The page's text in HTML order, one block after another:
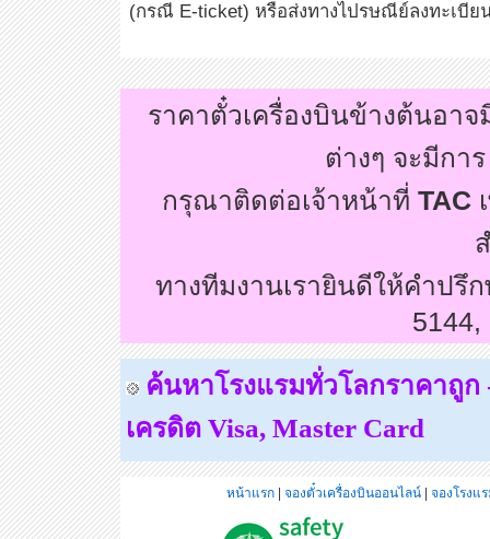
(กรณี E-ticket) หรือส่งทางไปรษณีย์ลงทะเบีย
ราคาตั๋วเครื่องบินข้างต้นอา
ต่างๆ จะมีกา
กรุณาติดต่อเจ้าหน้าที่ TAC
ทางทีมงานเรายินดีให้คำปรึ
5144,
ค้นหาโรงแรมทั่วโลกราคาถู
เครดิต Visa, Master Card
หน้าแรก จองตั๋วเครื่องบินออนไลน์ จองโรงแ